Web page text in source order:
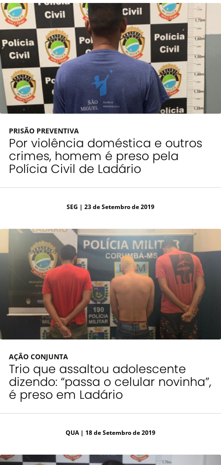
PRISÃO PREVENTIVA
Por violência doméstica e outros
crimes, homem é preso pela
Polícia Civil de Ladário
SEG | 23 de Setembro de 2019
AÇÃO CONJUNTA
Trio que assaltou adolescente
dizendo: “passa o celular novinha”,
é preso em Ladário
QUA| 18 de Setembro de 2019